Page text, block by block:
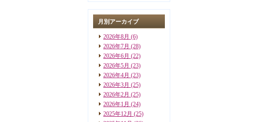
月別アーカイブ
2026年8月 (6)
2026年7月 (28)
2026年6月 (22)
2026年5月 (23)
2026年4月 (23)
2026年3月 (25)
2026年2月 (25)
2026年1月 (24)
2025年12月 (25)